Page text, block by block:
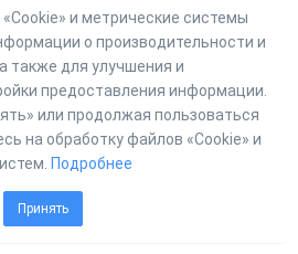
и метрические системы
о производительности и
также для улучшения и
предоставления информации.
или продолжая пользоваться
на обработку файлов «Cookie» и
Подробнее
Принять